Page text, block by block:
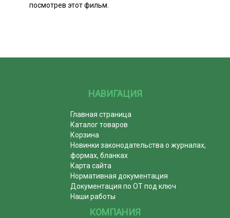
посмотрев этот фильм.
НАВИГАЦИЯ
Главная страница
Каталог товаров
Корзина
Новинки законодательства о журналах,
формах, бланках
Карта сайта
Нормативная документация
Документация по ОТ под ключ
Наши работы
КОМПАНИЯ